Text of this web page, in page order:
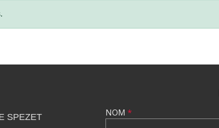
SPEZET
NOM *